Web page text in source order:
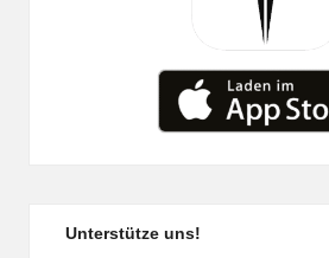
Unterstütze uns!